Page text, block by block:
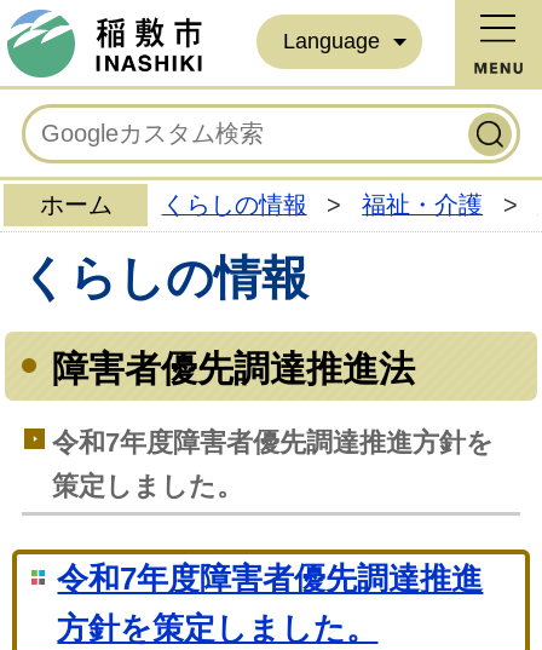
Language
ホーム くらしの情報 > 福祉・介護 >
くらしの情報
障害者優先調達推進法
令和7年度障害者優先調達推進方針を
策定しました。
令和7年度障害者優先調達推進
方針を策定しました。